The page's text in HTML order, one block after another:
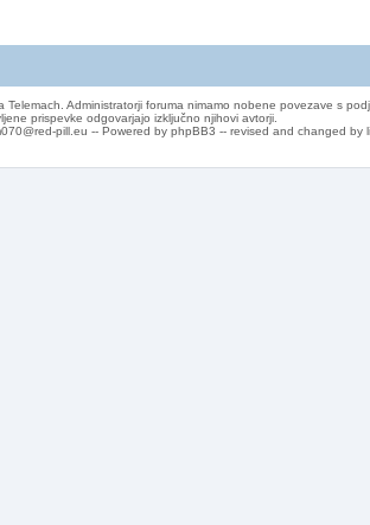
Administratorji foruma nimamo nobene povezave s
prispevke odgovarjajo izključno njihovi avtorji.
pill.eu -- Powered by phpBB3 -- revised and changed by